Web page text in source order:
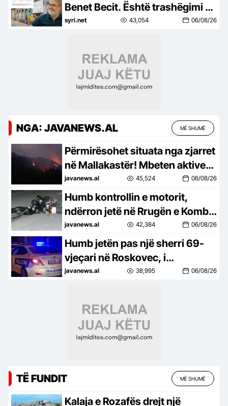
Benet Becit. Është trashëgimi e
Shkodrës
syri.net 43,054 06/08/26
NGA: JAVANEWS.AL MË SHUMË
Përmirësohet situata nga zjarret
në Mallakastër! Mbeten aktive
10 vatra nga veriu në jug
javanews.al 45,524 06/08/26
Humb kontrollin e motorit,
ndërron jetë në Rrugën e Kombit
shqiptari nga Kosova
javanews.al 42,384 06/08/26
Humb jetën pas një sherri 69-
vjeçari në Roskovec, i
pranishëm edhe i biri! Dinamika
javanews.al 38,995 06/08/26
TË FUNDIT MË SHUMË
Kalaja e Rozafës drejt një